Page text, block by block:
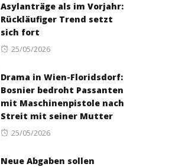
Asylanträge als im Vorjahr:
Rückläufiger Trend setzt
sich fort
Posted
25/05/2026
Drama in Wien-Floridsdorf:
Bosnier bedroht Passanten
mit Maschinenpistole nach
Streit mit seiner Mutter
Posted
25/05/2026
Neue Abgaben sollen